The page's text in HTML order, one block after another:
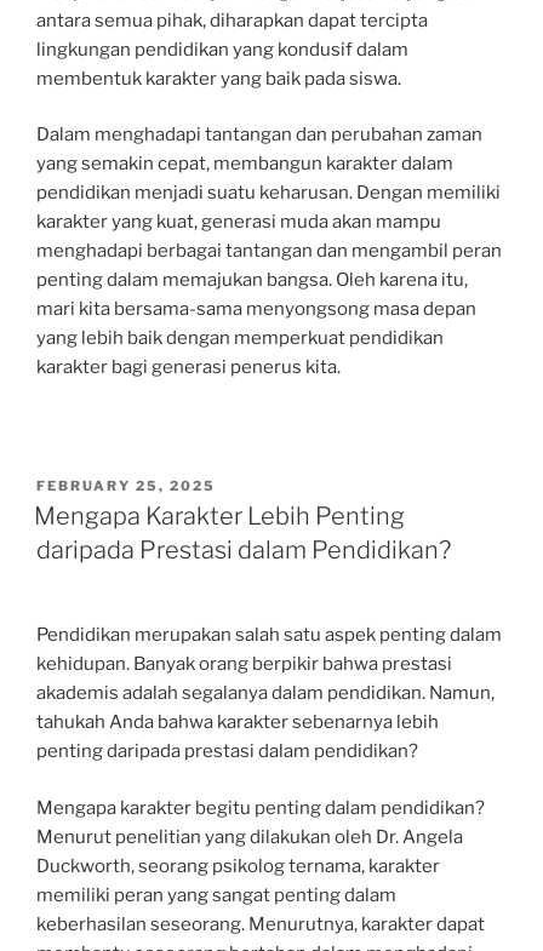
antara semua pihak, diharapkan dapat tercipta
lingkungan pendidikan yang kondusif dalam
membentuk karakter yang baik pada siswa.
Dalam menghadapi tantangan dan perubahan zaman
yang semakin cepat, membangun karakter dalam
pendidikan menjadi suatu keharusan. Dengan memiliki
karakter yang kuat, generasi muda akan mampu
menghadapi berbagai tantangan dan mengambil peran
penting dalam memajukan bangsa. Oleh karena itu,
mari kita bersama-sama menyongsong masa depan
yang lebih baik dengan memperkuat pendidikan
karakter bagi generasi penerus kita.
POSTED
ON
FEBRUARY 25, 2025
Mengapa Karakter Lebih Penting
daripada Prestasi dalam Pendidikan?
Pendidikan merupakan salah satu aspek penting dalam
kehidupan. Banyak orang berpikir bahwa prestasi
akademis adalah segalanya dalam pendidikan. Namun,
tahukah Anda bahwa karakter sebenarnya lebih
penting daripada prestasi dalam pendidikan?
Mengapa karakter begitu penting dalam pendidikan?
Menurut penelitian yang dilakukan oleh Dr. Angela
Duckworth, seorang psikolog ternama, karakter
memiliki peran yang sangat penting dalam
keberhasilan seseorang. Menurutnya, karakter dapat